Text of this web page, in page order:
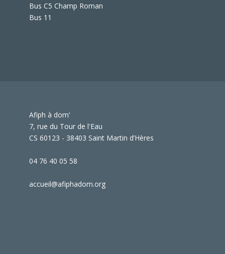
Bus C5 Champ Roman
Bus 11
Afiph à dom'
7, rue du Tour de l'Eau
CS 60123 - 38403 Saint Martin d’Hères
04 76 40 05 58
accueil@afiphadom.org